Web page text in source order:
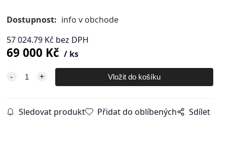
Dostupnost: info v obchode
57 024.79Kč bez DPH
69 000 Kč ks
Sledovat produkt Přidat do oblíbených Sdílet